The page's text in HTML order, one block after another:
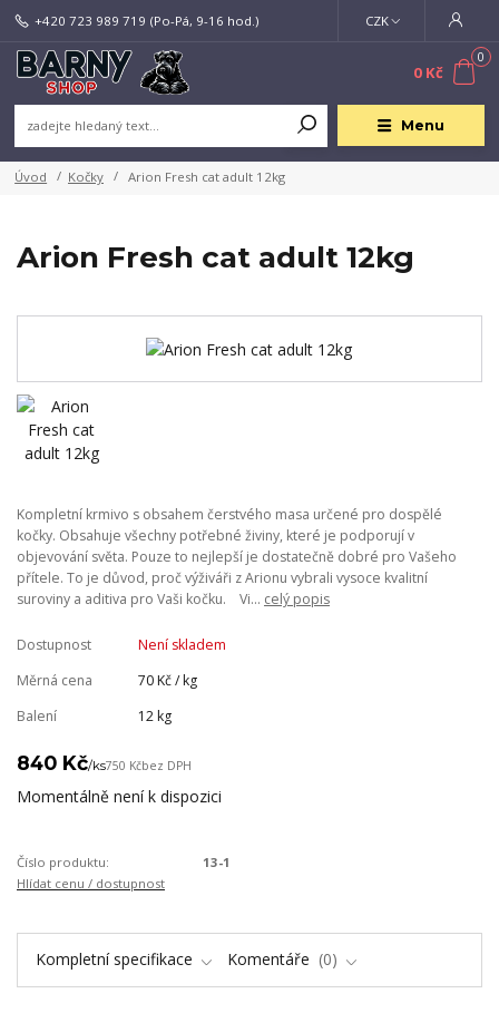
Menu
CZK
+420 723 989 719 (Po-Pá, 9-16 hod.)
0
0 Kč
Úvod Kočky Arion Fresh cat adult 12kg
Arion Fresh cat adult 12kg
Kompletní krmivo s obsahem čerstvého masa určené pro dospělé
kočky. Obsahuje všechny potřebné živiny, které je podporují v
objevování světa. Pouze to nejlepší je dostatečně dobré pro Vašeho
přítele. To je důvod, proč výživáři z Arionu vybrali vysoce kvalitní
suroviny a aditiva pro Vaši kočku. Vi... celý popis
Dostupnost
Není skladem
Měrná cena
70 Kč / kg
Balení
12 kg
840 Kč/ks750 Kčbez DPH
Momentálně není k dispozici
Číslo produktu:
13-1
Hlídat cenu / dostupnost
Kompletní specifikace Komentáře 0